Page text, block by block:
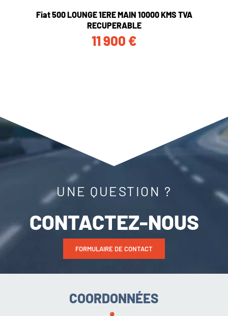
Fiat 500 LOUNGE 1ERE MAIN 10000 KMS TVA
RECUPERABLE
11 900 €
UNE QUESTION ?
CONTACTEZ-NOUS
FORMULAIRE DE CONTACT
COORDONNÉES